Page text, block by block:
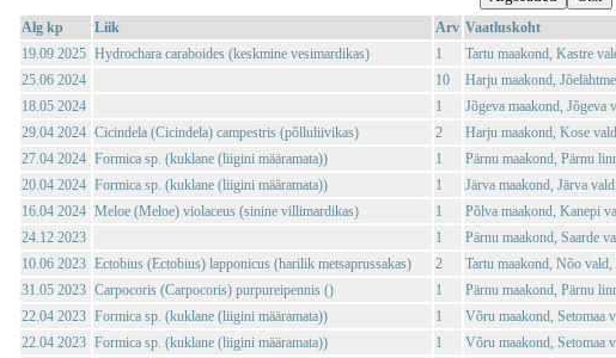
Alg kp Liik Arv Vaatluskoht
19.09 2025 Hydrochara caraboides (keskmine vesimardikas) 1
Tartu maakond, Kastre
25.06 2024
10
Harju maakond,
18.05 2024
1
Jõgeva maakond, Jõgeva
29.04 2024 Cicindela (Cicindela) campestris (põlluliivikas) 2
Harju maakond, Kose
27.04 2024 Formica sp. (kuklane (liigini määramata)) 1
Pärnu maakond, Pärnu
20.04 2024 Formica sp. (kuklane (liigini määramata)) 1
Järva maakond, Järva
16.04 2024 Meloe (Meloe) violaceus (sinine villimardikas) 1
Põlva maakond, Kanepi
24.12 2023
1
Pärnu maakond, Saarde
10.06 2023 Ectobius (Ectobius) lapponicus (harilik metsaprussakas) 2
Tartu maakond, Nõo
31.05 2023 Carpocoris (Carpocoris) purpureipennis () 1
Pärnu maakond, Pärnu
22.04 2023 Formica sp. (kuklane (liigini määramata)) 1
Võru maakond, Setomaa
22.04 2023 Formica sp. (kuklane (liigini määramata)) 1 Võru maakond, Setomaa